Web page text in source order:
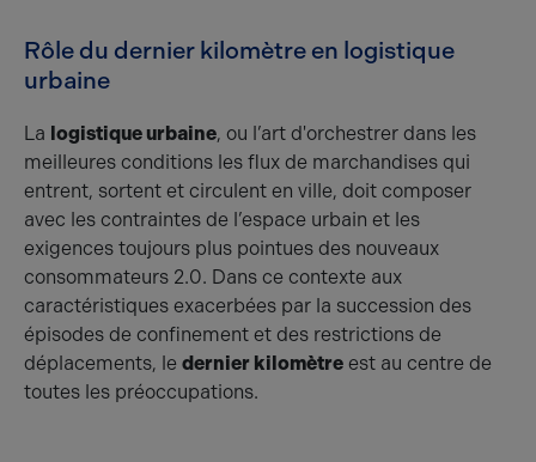
Rôle du dernier kilomètre en logistique
urbaine
La logistique urbaine, ou l’art d'orchestrer dans les
meilleures conditions les flux de marchandises qui
entrent, sortent et circulent en ville, doit composer
avec les contraintes de l’espace urbain et les
exigences toujours plus pointues des nouveaux
consommateurs 2.0. Dans ce contexte aux
caractéristiques exacerbées par la succession des
épisodes de confinement et des restrictions de
déplacements, le dernier kilomètre est au centre de
toutes les préoccupations.